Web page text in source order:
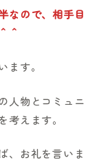
なので、相手目
＾
す。
人物とコミュニ
考えます。
、お礼を言いま